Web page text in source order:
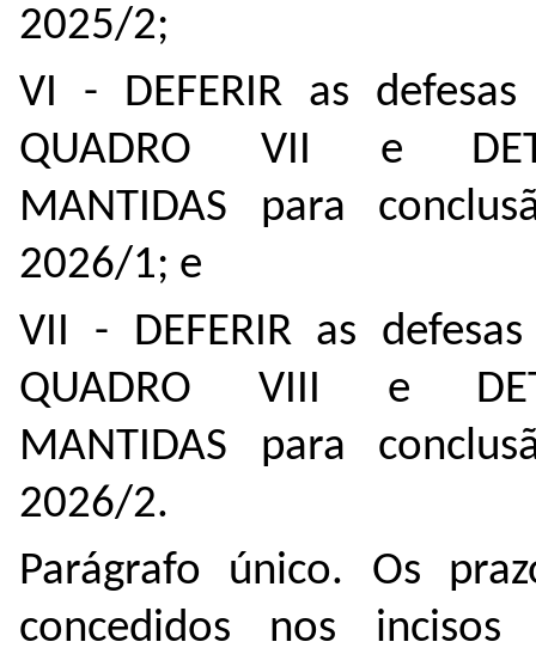
2025/2;
VI - DEFERIR as
QUADRO VII e
MANTIDAS para
2026/1; e
VII - DEFERIR as
QUADRO VIII e
MANTIDAS para
2026/2.
Parágrafo único. Os
concedidos nos